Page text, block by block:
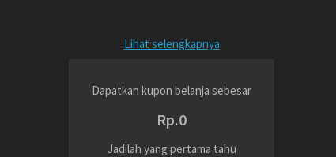
Lihat selengkapnya
Dapatkan kupon belanja sebesar
Rp.0
Jadilah yang pertama tahu